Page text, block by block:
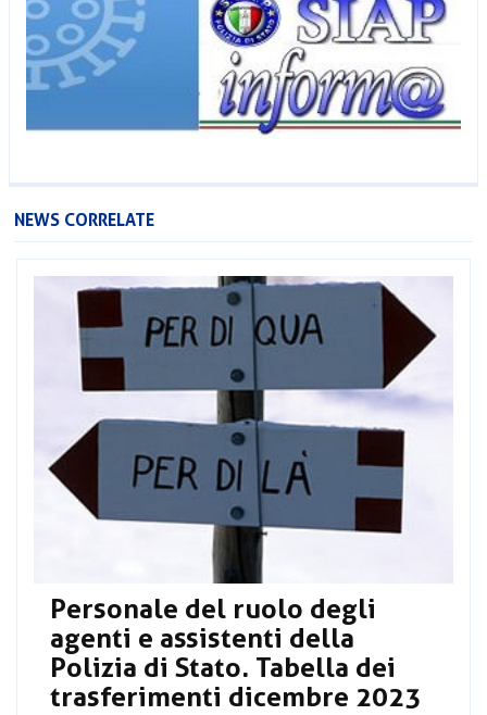
NEWS CORRELATE
Personale del ruolo degli
agenti e assistenti della
Polizia di Stato. Tabella dei
trasferimenti dicembre 2023